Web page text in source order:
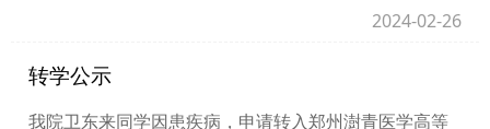
理规定》和《汝州职业技术学院转专业工作实施办法
2024-02-26
转学公示
我院卫东来同学因患疾病，申请转入郑州澍青医学高等